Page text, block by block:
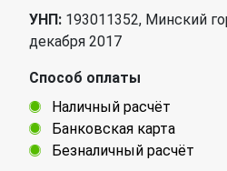
УНП: 193011352, Минский
декабря 2017
Способ оплаты
Наличный расчёт
Банковская карта
Безналичный расчёт